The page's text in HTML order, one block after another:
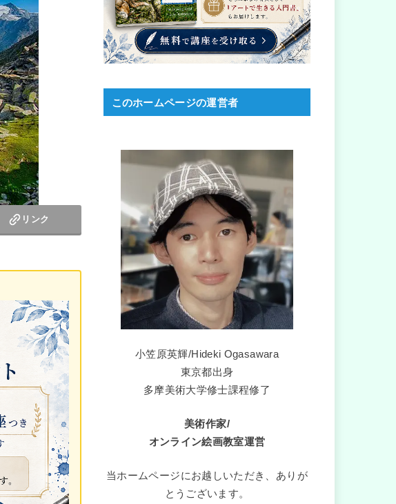
リンク
このホームページの運営者
小笠原英輝/Hideki Ogasawara
東京都出身
多摩美術大学修士課程修了
美術作家/
オンライン絵画教室運営
当ホームページにお越しいただき、ありが
とうございます。